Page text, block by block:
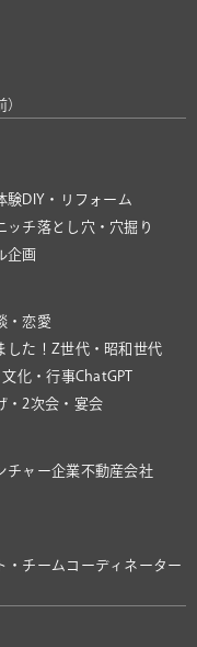
験 DIY・リフォーム
ッチ落とし穴・穴掘り
企画
・恋愛
した！ Z世代・昭和世代
文化・行事ChatGPT
・2次会・宴会
チャー企業不動産会社
・チーム コーディネーター